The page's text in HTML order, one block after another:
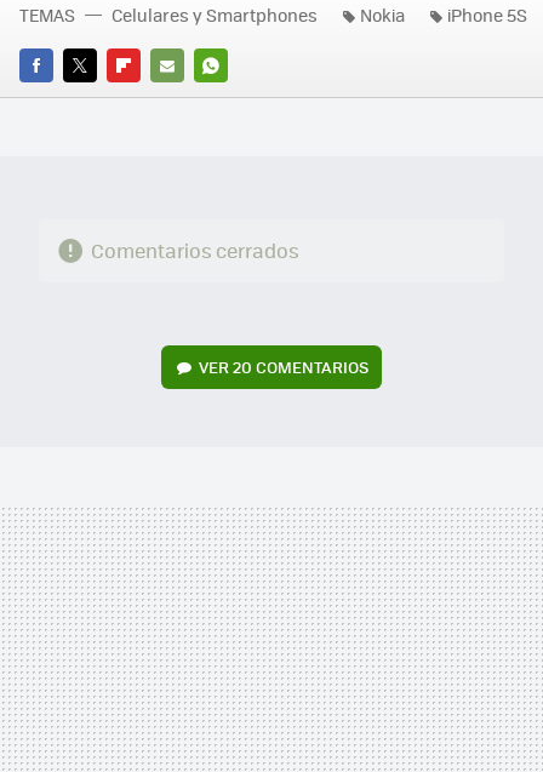
FACEBOOK
TWITTERFLIPBOARD
E-
WHATSAPP
TEMAS Celulares y Smartphones Nokia iPhone 5S
Comentarios cerrados
VER20 COMENTARIOS